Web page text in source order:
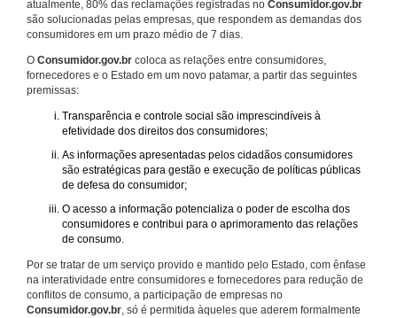
atualmente, 80% das reclamações registradas no Consumidor.gov.br
são solucionadas pelas empresas, que respondem as demandas dos
consumidores em um prazo médio de 7 dias.
O Consumidor.gov.br coloca as relações entre consumidores,
fornecedores e o Estado em um novo patamar, a partir das seguintes
premissas:
Transparência e controle social são imprescindíveis à
efetividade dos direitos dos consumidores;
As informações apresentadas pelos cidadãos consumidores
são estratégicas para gestão e execução de políticas públicas
de defesa do consumidor;
O acesso a informação potencializa o poder de escolha dos
consumidores e contribui para o aprimoramento das relações
de consumo.
Por se tratar de um serviço provido e mantido pelo Estado, com ênfase
na interatividade entre consumidores e fornecedores para redução de
conflitos de consumo, a participação de empresas no
Consumidor.gov.br, só é permitida àqueles que aderem formalmente